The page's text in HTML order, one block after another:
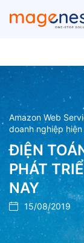
Amazon Web
doanh nghiệp
ĐIỆN
PHÁT
NAY
15/08/2019